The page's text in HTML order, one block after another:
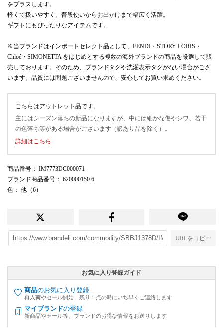
をプラスします。
軽くて扱いやすく、普段使いからお出かけまで幅広く活躍。
ギフトにもぴったりなアイテムです。
※当ブランドはインポートセレクト品として、FENDI・STORY LORIS・
Chloé・SIMONETTA をはじめとする複数の海外ブランドの商品を厳選して販
売しております。そのため、ブランドタグや洗濯表示タグがない場合がござ
います。品質には問題ございませんので、安心してお買い求めください。
こちらはアウトレット品です。
主にはシーズン落ちの新品になりますが、中には細かな傷やシワ、若干
の色落ち等がある場合がございます（訳あり品を除く）。
詳細はこちら
商品番号 ： IM7773DC000071
ブランド商品番号 ： 620000150 6
色 ： 他（6）
URLをコピー
お気に入り登録ガイド
商品のお気に入り登録
再入荷やセール開始、残り１点の時にいち早くご連絡します
マイブランドの登録
新商品やセール等、ブランドのお得な情報をお送りします